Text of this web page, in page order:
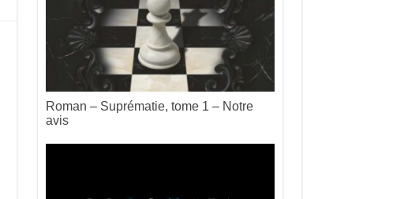
Roman – Suprématie, tome 1 – Notre
avis